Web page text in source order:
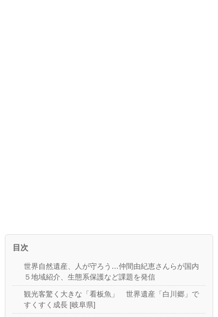
目次
世界自然遺産、人が守ろう…仲間由紀恵さんらが国内
５地域紹介、生態系保護など課題を発信
観光客驚く大きな「看板魚」 世界遺産「白川郷」で
すくすく成長 [岐阜県]